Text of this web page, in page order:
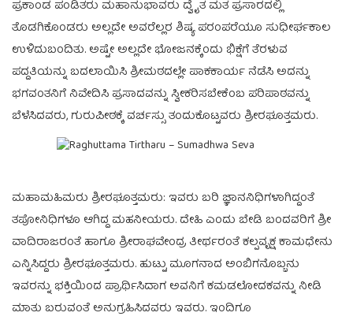
ಪ್ರಕಾಂಡ ಪಂಡಿತರು ಮಹಾನುಭಾವರು ದ್ವೈತ ಮತ ಪ್ರಸಾರದಲ್ಲಿ
ತೊಡಗಿಕೊಂಡರು ಅಲ್ಲದೇ ಅವರೆಲ್ಲರ ಶಿಷ್ಯ ಪರಂಪರೆಯೂ ಸುಧೀರ್ಘಕಾಲ
ಉಳಿದುಬಂದಿತು. ಅಷ್ಟೇ ಅಲ್ಲದೇ ಭೋಜನಕ್ಕೆಂದು ಭಿಕ್ಷೆಗೆ ತೆರಳುವ
ಪದ್ದತಿಯನ್ನು ಬದಲಾಯಿಸಿ ಶ್ರೀಮಠದಲ್ಲೇ ಪಾಕಕಾರ್ಯ ನೆಡೆಸಿ ಅದನ್ನು
ಭಗವಂತನಿಗೆ ನಿವೇದಿಸಿ ಪ್ರಸಾದವನ್ನು ಸ್ವೀಕರಿಸಬೇಕೆಂಬ ಪರಿಪಾಠವನ್ನು
ಬೆಳೆಸಿದವರು, ಗುರುಪೀಠಕ್ಕೆ ವರ್ಚಸ್ಸು ತಂದುಕೊಟ್ಟವರು ಶ್ರೀರಘೂತ್ತಮರು.
ಮಹಾಮಹಿಮರು ಶ್ರೀರಘೂತ್ತಮರು: ಇವರು ಬರಿ ಜ್ಞಾನನಿಧಿಗಳಾಗಿದ್ದಂತೆ
ತಪೋನಿಧಿಗಳೂ ಆಗಿದ್ದ ಮಹನೀಯರು. ದೇಹಿ ಎಂದು ಬೇಡಿ ಬಂದವರಿಗೆ ಶ್ರೀ
ವಾದಿರಾಜರಂತೆ ಹಾಗೂ ಶ್ರೀರಾಘವೇಂದ್ರ ತೀರ್ಥರಂತೆ ಕಲ್ಪವೃಕ್ಷ ಕಾಮಧೇನು
ಎನ್ನಿಸಿದ್ದರು ಶ್ರೀರಘೂತ್ತಮರು. ಹುಟ್ಟು ಮೂಗನಾದ ಅಂಬಿಗನೊಬ್ಬನು
ಇವರನ್ನು ಭಕ್ತಿಯಿಂದ ಪ್ರಾರ್ಥಿಸಿದಾಗ ಅವನಿಗೆ ಕಮಡಲೋದಕವನ್ನು ನೀಡಿ
ಮಾತು ಬರುವಂತೆ ಅನುಗ್ರಹಿಸಿದವರು ಇವರು. ಇಂದಿಗೂ